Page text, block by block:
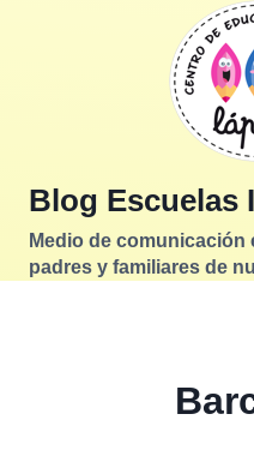
Blog Escuelas
Medio de
padres y familiares de